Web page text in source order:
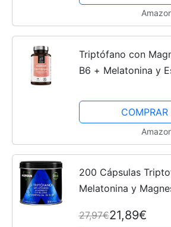
Triptófano con
B6 + Melatonina y
tu estado de ánimo
tu día a día....
200 Cápsulas
Melatonina y
Dosis Sueño +
27,97€21,89€